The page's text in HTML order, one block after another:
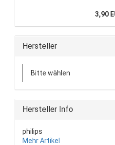
3,90
Hersteller
Hersteller Info
philips
Mehr Artikel